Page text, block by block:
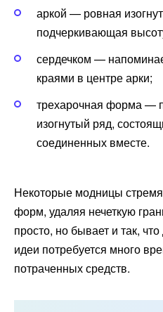
аркой — ровная
подчеркивающая
сердечком —
краями в центре арки;
трехарочная форма —
изогнутый ряд,
соединенных вместе.
Некоторые модницы
форм, удаляя нечеткую
просто, но бывает и так,
идеи потребуется много
потраченных средств.